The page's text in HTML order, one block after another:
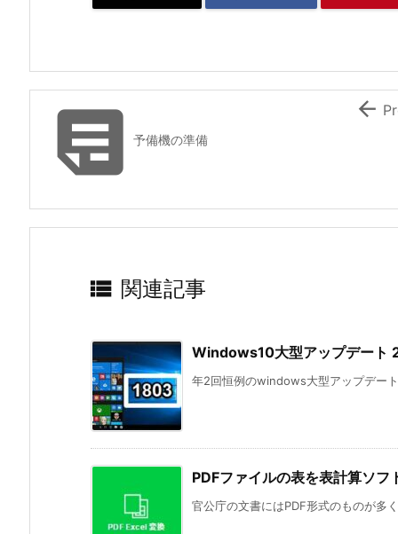
予備機の準備

 関連記事
Windows10大型アップデー
年2回恒例のwindows大型アップデー
PDFファイルの表を表計算ソ
官公庁の文書にはPDF形式のものが多